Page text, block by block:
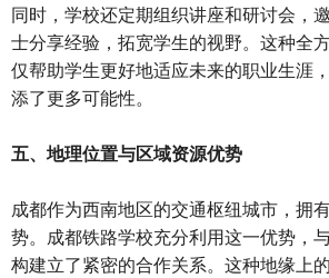
同时，学校还定期组织讲座和研讨会，
士分享经验，拓宽学生的视野。这种全
仅帮助学生更好地适应未来的职业生涯
添了更多可能性。
五、地理位置与区域资源优势
成都作为西南地区的交通枢纽城市，拥
势。成都铁路学校充分利用这一优势，
构建立了紧密的合作关系。这种地缘上